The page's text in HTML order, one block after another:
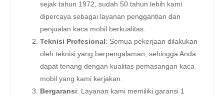
sejak tahun 1972, sudah 50 tahun lebih kami
dipercaya sebagai layanan penggantian dan
penjualan kaca mobil berkualitas.
Teknisi Profesional : Semua pekerjaan dilakukan
oleh teknisi yang berpengalaman, sehingga Anda
dapat tenang dengan kualitas pemasangan kaca
mobil yang kami kerjakan.
Bergaransi: Layanan kami memiliki garansi 1